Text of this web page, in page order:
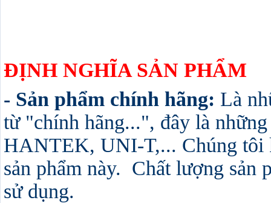
ĐỊNH NGHĨA SẢN PHẨM
- Sản phẩm chính hãng: Là
từ "chính hãng...", đây là
HANTEK, UNI-T,... Chúng tôi
sản phẩm này. Chất lượng sản
sử dụng.